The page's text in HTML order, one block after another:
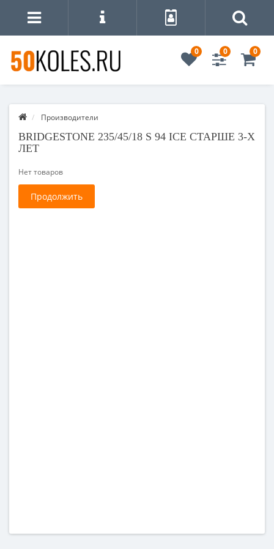
0 0 0
Производители
BRIDGESTONE 235/45/18 S 94 ICE СТАРШЕ 3-Х
ЛЕТ
Нет товаров
Продолжить